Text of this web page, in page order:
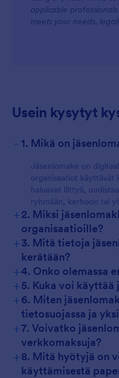
applicable
meets your needs,
Usein kysytyt
- 1. Mikä on
Jäsenlomake on
organisaatiot käyttävät
haluavat liittyä,
ryhmään, kerhoon tai
+2. Miksi
organisaatioille?
+3. Mitä tietoja
kerätään?
+4. Onko olemassa
+5. Kuka voi käyttää
+6. Miten
tietosuojassa ja
+7. Voivatko
verkkomaksuja?
+8. Mitä hyötyjä on
käyttämisestä